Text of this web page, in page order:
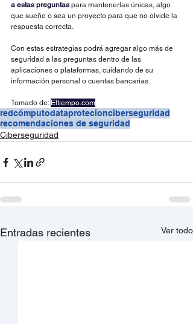
a estas preguntas para mantenerlas únicas, algo
que sueñe o sea un proyecto para que no olvide la
respuesta correcta.
Con estas estrategias podrá agregar algo más de
seguridad a las preguntas dentro de las
aplicaciones o plataformas, cuidando de su
información personal o cuentas bancarias.
Tomado de: Eltiempo.com
redcómputodataprotecionciberseguridad
recomendaciones de seguridad
Ciberseguridad
Entradas recientes Ver todo